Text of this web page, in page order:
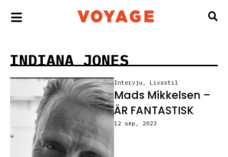
INDIANA JONES
Intervju , Livsstil
Mads Mikkelsen –
ÄR FANTASTISK
12 sep, 2023